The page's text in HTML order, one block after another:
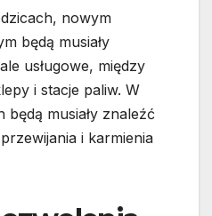
nowym
będą musiały
usługowe, między
i stacje paliw. W
musiały znaleźć
i karmienia